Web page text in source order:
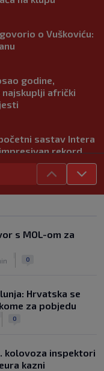
o Vuškoviću:
godine,
afrički
sastav Intera
rekord
ubrzo
u Lekinoj
s MOL-om za
0
Hrvatska se
za pobjedu
0
kolovoza inspektori
kazni